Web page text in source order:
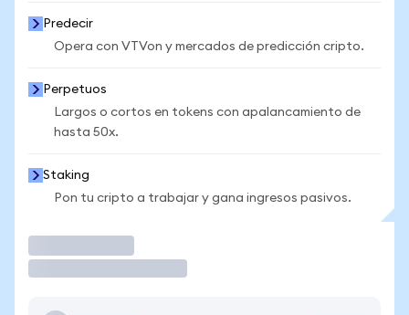
Predecir
Opera con VTVon y mercados de predicción cripto.
Perpetuos
Largos o cortos en tokens con apalancamiento de
hasta 50x.
Staking
Pon tu cripto a trabajar y gana ingresos pasivos.